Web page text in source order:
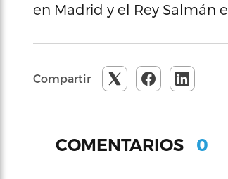
en Madrid y el Rey Salmán
Compartir
COMENTARIOS 0